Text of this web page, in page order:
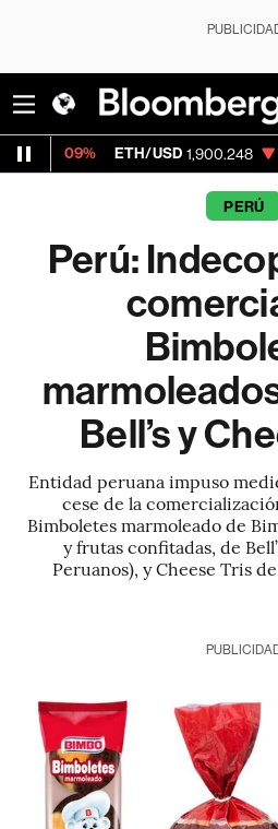
ETH/USD 1,900.248 -0.29% Visa
PERÚ
Perú:
Bell’s y
Entidad peruana impuso
cese de la
Bimboletes marmoleado de
y frutas confitadas, de
Peruanos), y Cheese Tris